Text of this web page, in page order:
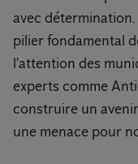
avec
pilier fondamental
l'attention des
experts comme
construire un
une menace pour